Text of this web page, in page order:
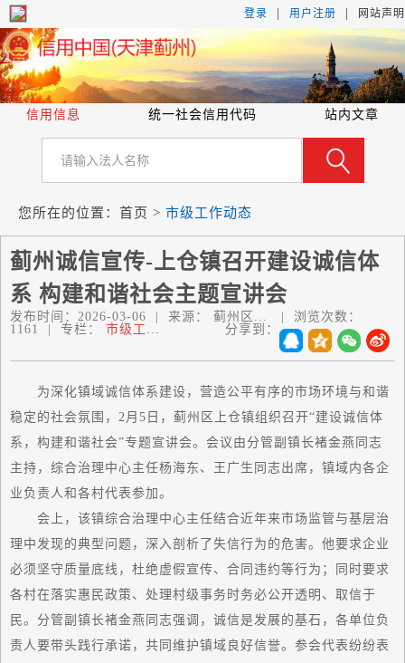
登录 用户注册 网站声明
信用信息 统一社会信用代码 站内文章
您所在的位置： 首页 > 市级工作动态
蓟州诚信宣传-上仓镇召开建设诚信体
系 构建和谐社会主题宣讲会
发布时间： 2026-03-06 来源： 蓟州区...
浏览次数：
1161
专栏： 市级工... 分享到：
为深化镇域诚信体系建设，营造公平有序的市场环境与和谐
稳定的社会氛围，2月5日，蓟州区上仓镇组织召开“建设诚信体
系，构建和谐社会”专题宣讲会。会议由分管副镇长褚金燕同志
主持，综合治理中心主任杨海东、王广生同志出席，镇域内各企
业负责人和各村代表参加。
会上，该镇综合治理中心主任结合近年来市场监管与基层治
理中发现的典型问题，深入剖析了失信行为的危害。他要求企业
必须坚守质量底线，杜绝虚假宣传、合同违约等行为；同时要求
各村在落实惠民政策、处理村级事务时务必公开透明、取信于
民。分管副镇长褚金燕同志强调，诚信是发展的基石，各单位负
责人要带头践行承诺，共同维护镇域良好信誉。参会代表纷纷表